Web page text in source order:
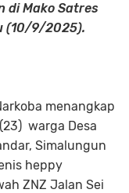
di Mako Satres
(10/9/2025).
menangkap
warga Desa
Simalungun
heppy
ZNZ Jalan Sei